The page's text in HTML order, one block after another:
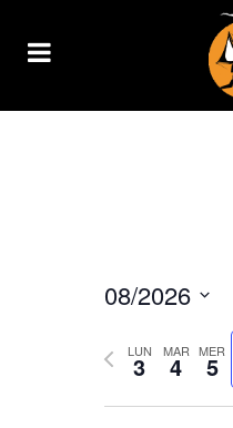
08/2026
date.LUN
3 MAR
4 MER
5
Previous